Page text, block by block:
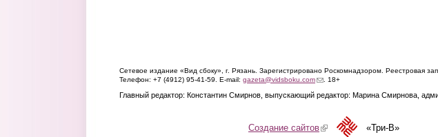
Сетевое издание «Вид сбоку», г. Рязань. Зарегистрировано Роскомнадзором. Реестровая
Телефон: +7 (4912) 95-41-59. E-mail: gazeta@vidsboku.com(link sends e-mail)
. 18+
Главный редактор: Константин Смирнов, выпускающий редактор: Марина Смирнова,
Создание сайтов(link is external)«Три-В»